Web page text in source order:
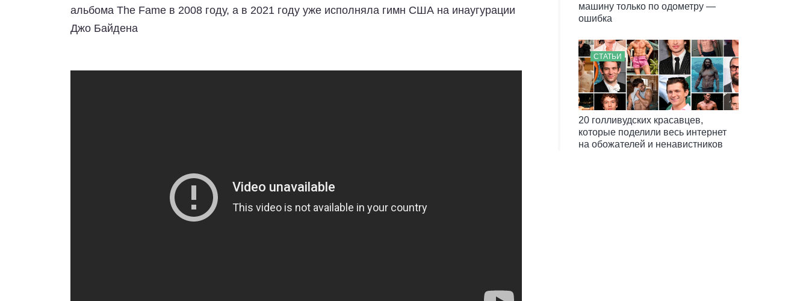
альбома The Fame в 2008 году, а в 2021 году уже исполняла гимн США на инаугурации
Джо Байдена
машину только по одометру —
ошибка
СТАТЬИ
20 голливудских красавцев,
которые поделили весь интернет
на обожателей и ненавистников